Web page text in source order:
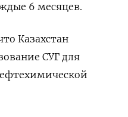
6 месяцев.
Казахстан
СУГ для